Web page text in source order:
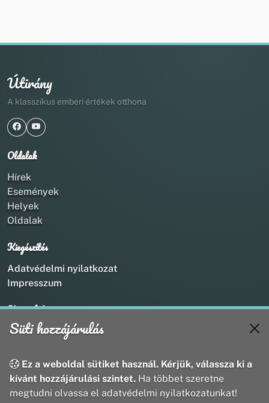
Útirány
A klasszikus emberi értékek otthona
Oldalak
Hírek
Események
Helyek
Oldalak
Kiegészítés
Adatvédelmi nyilatkozat
Impresszum
Kapcsolat
+36 20 211 1888
webmaster@utirany.hu
8419 Csesznek, Vasút u.18.
Süti hozzájárulás
Ez a weboldal sütiket használ. Kérjük, válassza ki a
kívánt hozzájárulási szintet. Ha többet szeretne
megtudni olvassa el adatvédelmi nyilatkozatunkat!